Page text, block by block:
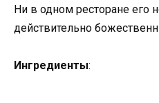
Ни в одном ресторане его
действительно
Ингредиенты: